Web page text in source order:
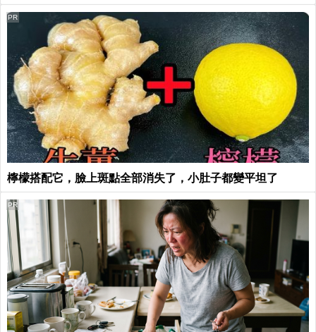
檸檬搭配它，臉上斑點全部消失了，小肚子都變平坦了
PR
PR